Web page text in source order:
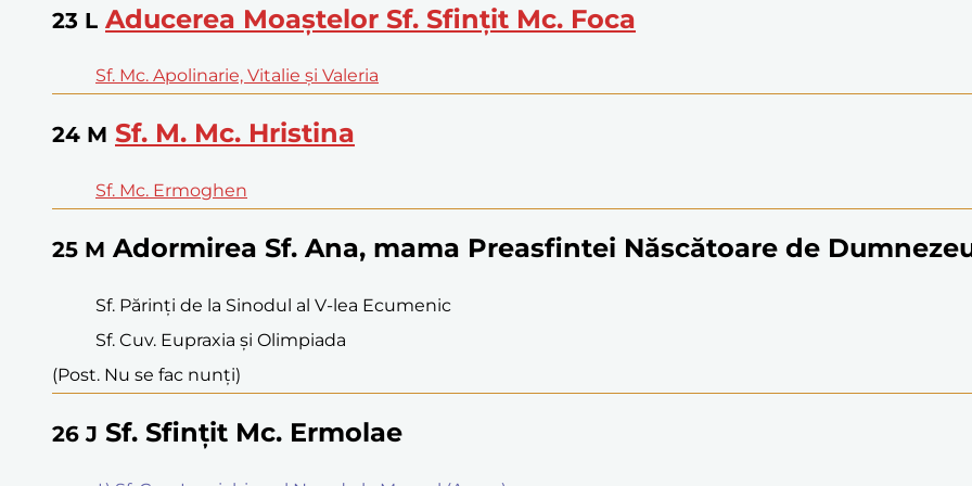
23 L Aducerea Moaștelor Sf. Sfințit Mc. Foca
Sf. Mc. Apolinarie, Vitalie și Valeria
24 M Sf. M. Mc. Hristina
Sf. Mc. Ermoghen
25 M Adormirea Sf. Ana, mama Preasfintei Născătoare de
Sf. Părinți de la Sinodul al V-lea Ecumenic
Sf. Cuv. Eupraxia și Olimpiada
(Post. Nu se fac nunți)
26 J Sf. Sfințit Mc. Ermolae